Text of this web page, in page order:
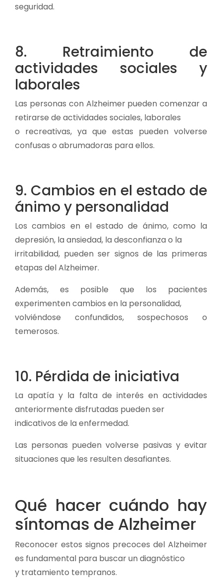
seguridad.
8. Retraimiento de
actividades sociales y
laborales
Las personas con Alzheimer pueden comenzar a
retirarse de actividades sociales, laborales
o recreativas, ya que estas pueden volverse
confusas o abrumadoras para ellos.
9. Cambios en el estado de
ánimo y personalidad
Los cambios en el estado de ánimo, como la
depresión, la ansiedad, la desconfianza o la
irritabilidad, pueden ser signos de las primeras
etapas del Alzheimer.
Además, es posible que los pacientes
experimenten cambios en la personalidad,
volviéndose confundidos, sospechosos o
temerosos.
10. Pérdida de iniciativa
La apatía y la falta de interés en actividades
anteriormente disfrutadas pueden ser
indicativos de la enfermedad.
Las personas pueden volverse pasivas y evitar
situaciones que les resulten desafiantes.
Qué hacer cuándo hay
síntomas de Alzheimer
Reconocer estos signos precoces del Alzheimer
es fundamental para buscar un diagnóstico
y tratamiento tempranos.